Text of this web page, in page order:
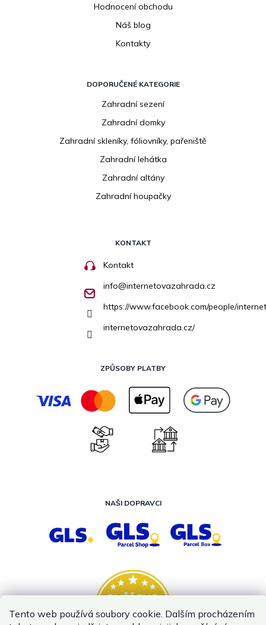
Tento web používá soubory cookie. Dalším procházením
Hodnocení obchodu
Náš blog
Kontakty
DOPORUČENÉ KATEGORIE
Zahradní sezení
Zahradní domky
Zahradní skleníky, fóliovníky, pařeniště
Zahradní lehátka
Zahradní altány
Zahradní houpačky
KONTAKT
Kontakt
info@internetovazahrada.cz
https://www.facebook.com/people/
internetovazahrada.cz/
ZPŮSOBY PLATBY
NAŠI DOPRAVCI